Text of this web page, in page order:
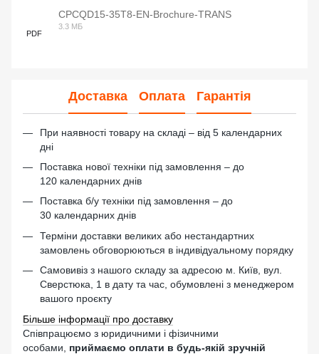
PDF
CPCQD15-35T8-EN-Brochure-TRANS
3.3 МБ
Доставка Оплата Гарантія
При наявності товару на складі – від 5 календарних
дні
Поставка нової техніки під замовлення – до
120 календарних днів
Поставка б/у техніки під замовлення – до
30 календарних днів
Терміни доставки великих або нестандартних
замовлень обговорюються в індивідуальному порядку
Самовивіз з нашого складу за адресою м. Київ, вул.
Сверстюка, 1 в дату та час, обумовлені з менеджером
вашого проєкту
Більше інформації про доставку
Співпрацюємо з юридичними і фізичними
особами,
приймаємо оплати в будь-якій зручній